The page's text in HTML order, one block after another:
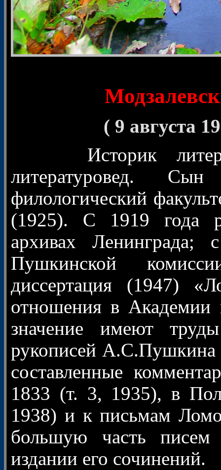
( 9 августа
Историк
литературовед. Сын
филологический
(1925). С 1919 года
архивах
Пушкинской
диссертация (1947)
отношения в Академии
значение имеют
рукописей
составленные
1833 (т. 3, 1935), в
1938) и к письмам
большую часть
издании его сочинений.